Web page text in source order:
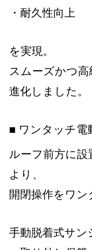
・耐久性向上
を実現。
スムーズかつ
進化しました。
■ ワンタッチ電
ルーフ前方に
より、
開閉操作をワン
手動脱着式サン